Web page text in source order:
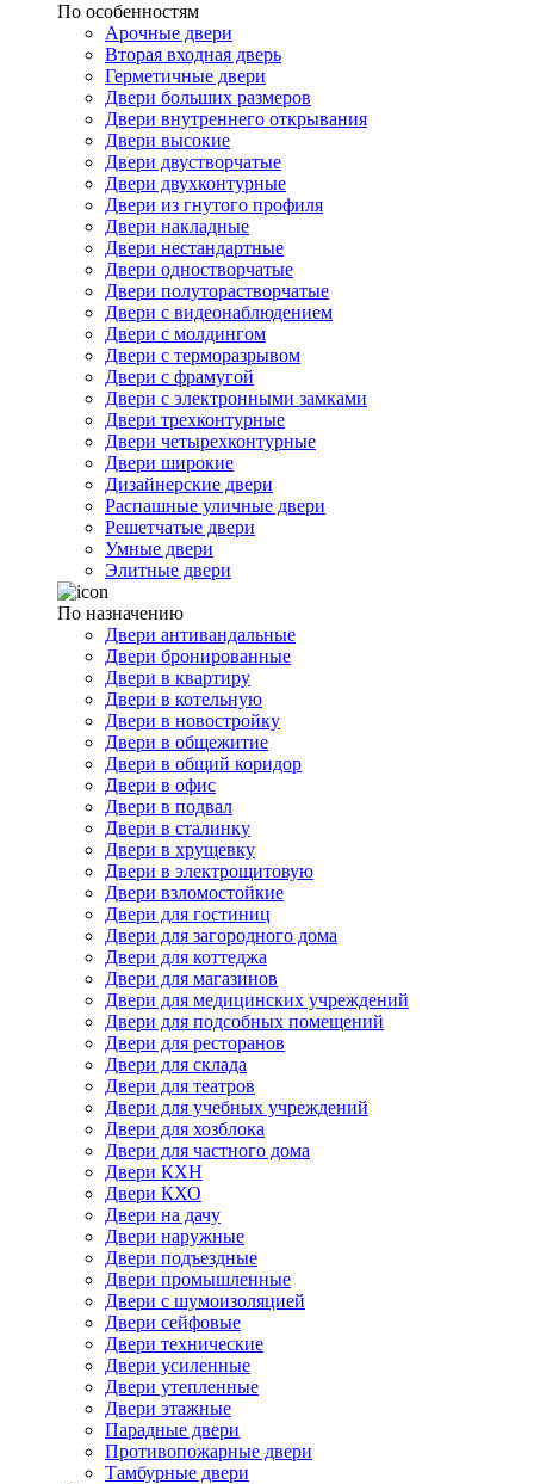
По особенностям
Арочные двери
Вторая входная дверь
Герметичные двери
Двери больших размеров
Двери внутреннего открывания
Двери высокие
Двери двустворчатые
Двери двухконтурные
Двери из гнутого профиля
Двери накладные
Двери нестандартные
Двери одностворчатые
Двери полуторастворчатые
Двери с видеонаблюдением
Двери с молдингом
Двери с терморазрывом
Двери с фрамугой
Двери с электронными замками
Двери трехконтурные
Двери четырехконтурные
Двери широкие
Дизайнерские двери
Распашные уличные двери
Решетчатые двери
Умные двери
Элитные двери
По назначению
Двери антивандальные
Двери бронированные
Двери в квартиру
Двери в котельную
Двери в новостройку
Двери в общежитие
Двери в общий коридор
Двери в офис
Двери в подвал
Двери в сталинку
Двери в хрущевку
Двери в электрощитовую
Двери взломостойкие
Двери для гостиниц
Двери для загородного дома
Двери для коттеджа
Двери для магазинов
Двери для медицинских учреждений
Двери для подсобных помещений
Двери для ресторанов
Двери для склада
Двери для театров
Двери для учебных учреждений
Двери для хозблока
Двери для частного дома
Двери КХН
Двери КХО
Двери на дачу
Двери наружные
Двери подъездные
Двери промышленные
Двери с шумоизоляцией
Двери сейфовые
Двери технические
Двери усиленные
Двери утепленные
Двери этажные
Парадные двери
Противопожарные двери
Тамбурные двери